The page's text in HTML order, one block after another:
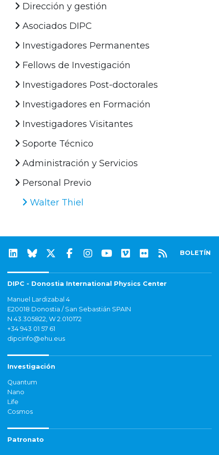
Dirección y gestión
Asociados DIPC
Investigadores Permanentes
Fellows de Investigación
Investigadores Post-doctorales
Investigadores en Formación
Investigadores Visitantes
Soporte Técnico
Administración y Servicios
Personal Previo
Walter Thiel
BOLETÍN
DIPC - Donostia International Physics Center
Manuel Lardizabal 4
E20018 Donostia / San Sebastián SPAIN
N 43.305822, W 2.010172
+34 943 01 57 61
dipcinfo@ehu.eus
Investigación
Quantum
Nano
Life
Cosmos
Patronato